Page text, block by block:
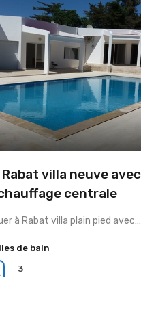
villa neuve avec
centrale
à Rabat villa plain pied avec…
de bain
3